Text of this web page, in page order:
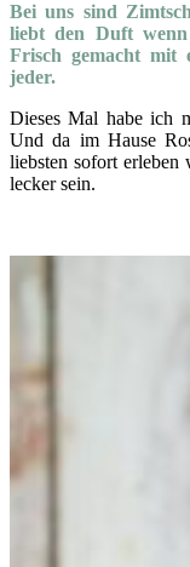
Bei uns sind
liebt den Duft
Frisch gemacht mit
jeder.
Dieses Mal habe ich
Und da im Hause
liebsten sofort
lecker sein.